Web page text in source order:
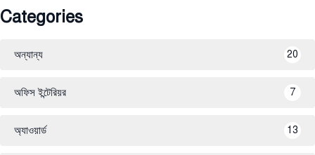
Categories
অন্যান্য 20
অফিস ইন্টেরিয়র 7
অ্যাওয়ার্ড 13